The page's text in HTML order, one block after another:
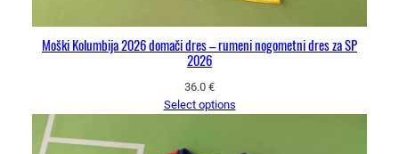
Moški Kolumbija 2026 domači dres – rumeni nogometni dres za SP
2026
36.0 €
Select options